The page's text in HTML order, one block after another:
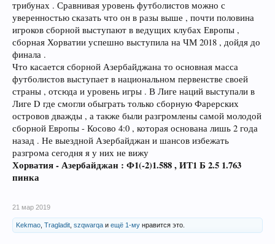
трибунах . Сравнивая уровень футболистов можно с
уверенностью сказать что он в разы выше , почти половина
игроков сборной выступают в ведущих клубах Европы ,
сборная Хорватии успешно выступила на ЧМ 2018 , дойдя до
финала .
Что касается сборной Азербайджана то основная масса
футболистов выступает в национальном первенстве своей
страны , отсюда и уровень игры . В Лиге наций выступали в
Лиге D где смогли обыграть только сборную Фарерских
островов дважды , а также были разгромлены самой молодой
сборной Европы - Косово 4:0 , которая основана лишь 2 года
назад . Не выездной Азербайджан и шансов избежать
разгрома сегодня я у них не вижу
Хорватия - Азербайджан : Ф1(-2)1.588 , ИТ1 Б 2.5 1.763
пинка
21 мар 2019
Kekmao Tragladit szqwarqa и ещё 1-му нравится это.